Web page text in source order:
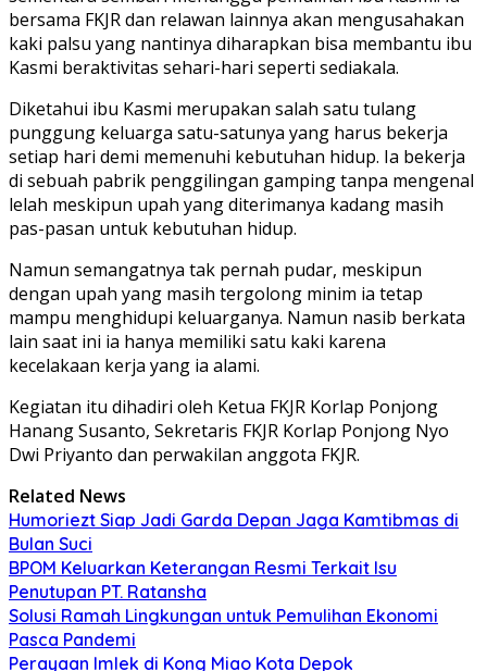
bersama FKJR dan relawan lainnya akan mengusahakan
kaki palsu yang nantinya diharapkan bisa membantu ibu
Kasmi beraktivitas sehari-hari seperti sediakala.
Diketahui ibu Kasmi merupakan salah satu tulang
punggung keluarga satu-satunya yang harus bekerja
setiap hari demi memenuhi kebutuhan hidup. Ia bekerja
di sebuah pabrik penggilingan gamping tanpa mengenal
lelah meskipun upah yang diterimanya kadang masih
pas-pasan untuk kebutuhan hidup.
Namun semangatnya tak pernah pudar, meskipun
dengan upah yang masih tergolong minim ia tetap
mampu menghidupi keluarganya. Namun nasib berkata
lain saat ini ia hanya memiliki satu kaki karena
kecelakaan kerja yang ia alami.
Kegiatan itu dihadiri oleh Ketua FKJR Korlap Ponjong
Hanang Susanto, Sekretaris FKJR Korlap Ponjong Nyo
Dwi Priyanto dan perwakilan anggota FKJR.
Related News
Humoriezt Siap Jadi Garda Depan Jaga Kamtibmas di
Bulan Suci
BPOM Keluarkan Keterangan Resmi Terkait Isu
Penutupan PT. Ratansha
Solusi Ramah Lingkungan untuk Pemulihan Ekonomi
Pasca Pandemi
Perayaan Imlek di Kong Miao Kota Depok